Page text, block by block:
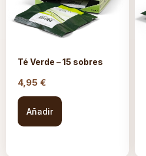
Té Verde – 15 sobres
4,95 €
Añadir